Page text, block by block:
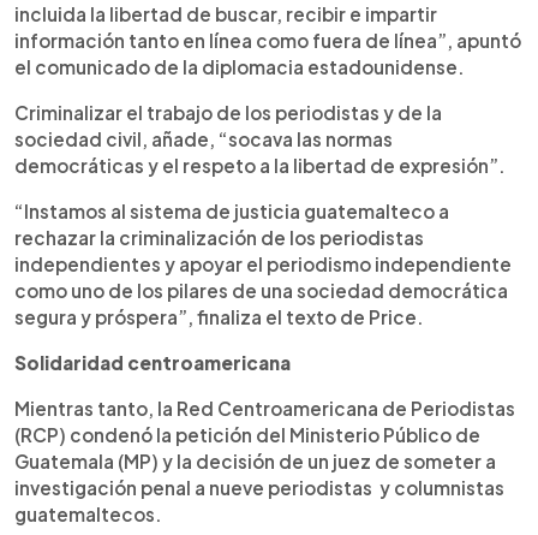
incluida la libertad de buscar, recibir e impartir
información tanto en línea como fuera de línea”, apuntó
el comunicado de la diplomacia estadounidense.
Criminalizar el trabajo de los periodistas y de la
sociedad civil, añade, “socava las normas
democráticas y el respeto a la libertad de expresión”.
“Instamos al sistema de justicia guatemalteco a
rechazar la criminalización de los periodistas
independientes y apoyar el periodismo independiente
como uno de los pilares de una sociedad democrática
segura y próspera”, finaliza el texto de Price.
Solidaridad centroamericana
Mientras tanto, la Red Centroamericana de Periodistas
(RCP) condenó la petición del Ministerio Público de
Guatemala (MP) y la decisión de un juez de someter a
investigación penal a nueve periodistas y columnistas
guatemaltecos.